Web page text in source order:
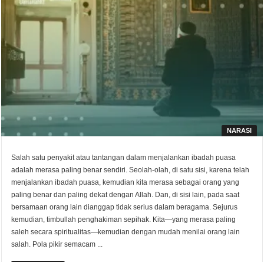
NARASI
Salah satu penyakit atau tantangan dalam menjalankan ibadah puasa
adalah merasa paling benar sendiri. Seolah-olah, di satu sisi, karena telah
menjalankan ibadah puasa, kemudian kita merasa sebagai orang yang
paling benar dan paling dekat dengan Allah. Dan, di sisi lain, pada saat
bersamaan orang lain dianggap tidak serius dalam beragama. Sejurus
kemudian, timbullah penghakiman sepihak. Kita—yang merasa paling
saleh secara spiritualitas—kemudian dengan mudah menilai orang lain
salah. Pola pikir semacam ...